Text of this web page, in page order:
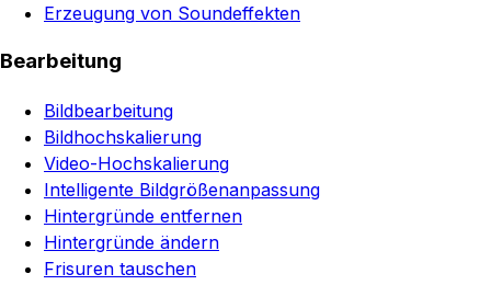
Erzeugung von Soundeffekten
Bearbeitung
Bildbearbeitung
Bildhochskalierung
Video-Hochskalierung
Intelligente Bildgrößenanpassung
Hintergründe entfernen
Hintergründe ändern
Frisuren tauschen